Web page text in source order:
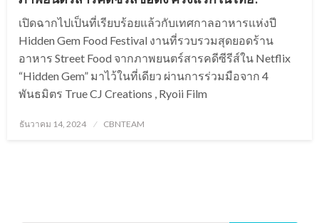
เปิดฉากไปเป็นที่เรียบร้อยแล้วกับเทศกาลอาหารแห่งปี
Hidden Gem Food Festival งานที่รวบรวมสุดยอดร้าน
อาหาร Street Food จากภาพยนตร์สารคดีซีรีส์ใน Netflix
“Hidden Gem” มาไว้ในที่เดียว ผ่านการร่วมมือจาก 4
พันธมิตร True CJ Creations , Ryoii Film
Posted
ธันวาคม 14, 2024 CBNTEAM